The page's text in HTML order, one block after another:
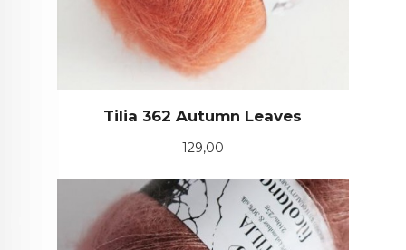
Tilia 362 Autumn Leaves
Pris
129,00